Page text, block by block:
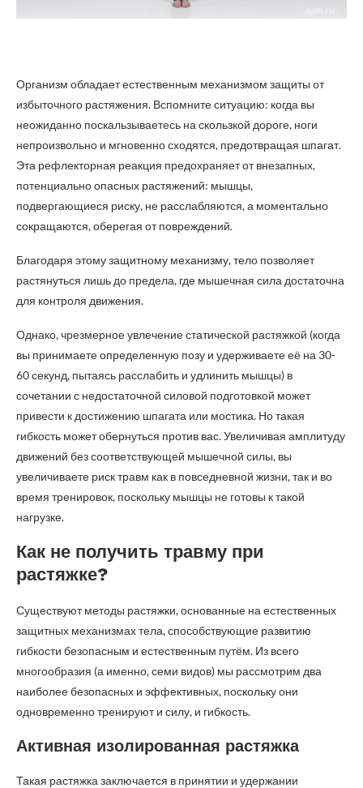
Организм обладает естественным механизмом защиты от
избыточного растяжения. Вспомните ситуацию: когда вы
неожиданно поскальзываетесь на скользкой дороге, ноги
непроизвольно и мгновенно сходятся, предотвращая шпагат.
Эта рефлекторная реакция предохраняет от внезапных,
потенциально опасных растяжений: мышцы,
подвергающиеся риску, не расслабляются, а моментально
сокращаются, оберегая от повреждений.
Благодаря этому защитному механизму, тело позволяет
растянуться лишь до предела, где мышечная сила достаточна
для контроля движения.
Однако, чрезмерное увлечение статической растяжкой (когда
вы принимаете определенную позу и удерживаете её на 30-
60 секунд, пытаясь расслабить и удлинить мышцы) в
сочетании с недостаточной силовой подготовкой может
привести к достижению шпагата или мостика. Но такая
гибкость может обернуться против вас. Увеличивая амплитуду
движений без соответствующей мышечной силы, вы
увеличиваете риск травм как в повседневной жизни, так и во
время тренировок, поскольку мышцы не готовы к такой
нагрузке.
Как не получить травму при
растяжке?
Существуют методы растяжки, основанные на естественных
защитных механизмах тела, способствующие развитию
гибкости безопасным и естественным путём. Из всего
многообразия (а именно, семи видов) мы рассмотрим два
наиболее безопасных и эффективных, поскольку они
одновременно тренируют и силу, и гибкость.
Активная изолированная растяжка
Такая растяжка заключается в принятии и удержании